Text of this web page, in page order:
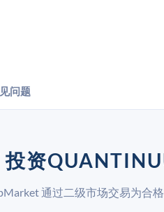
问题
资
通过二级市场交易为合格